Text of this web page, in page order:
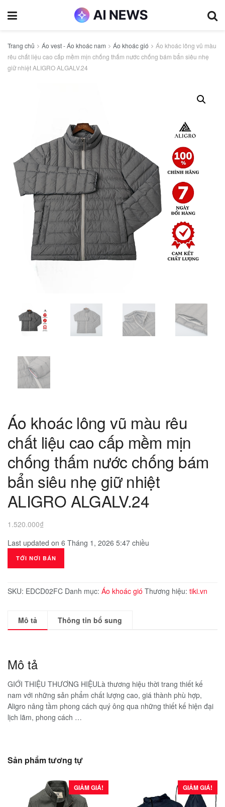
Trang chủ Áo vest - Áo khoác nam Áo khoác gió
Áo khoác lông vũ màu
rêu chất liệu cao cấp mềm mịn chống thấm nước chống bám bẩn siêu nhẹ
giữ nhiệt ALIGRO ALGALV.24
Áo khoác lông vũ màu rêu
chất liệu cao cấp mềm mịn
chống thấm nước chống bám
bẩn siêu nhẹ giữ nhiệt
ALIGRO ALGALV.24
1.520.000₫
Last updated on 6 Tháng 1, 2026 5:47 chiều
TỚI NƠI BÁN
SKU: EDCD02FC Danh mục: Áo khoác gió Thương hiệu: tiki.vn
Mô tả Thông tin bổ sung
Mô tả
GIỚI THIỆU THƯƠNG HIỆULà thương hiệu thời trang thiết kế
nam với những sản phẩm chất lượng cao, giá thành phù hợp,
Aligro nâng tầm phong cách quý ông qua những thiết kế hiện đại
lịch lãm, phong cách …
Sản phẩm tương tự
GIẢM GIÁ! GIẢM GIÁ!